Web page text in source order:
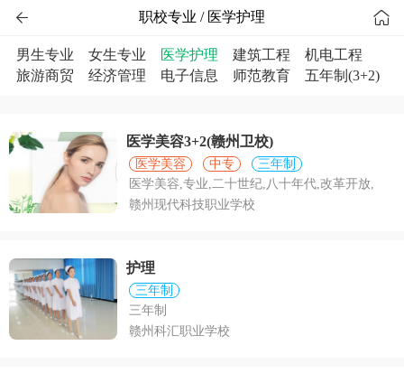
 职校专业 / 医学护理 
男生专业 女生专业 医学护理 建筑工程
机电工程
旅游商贸
经济管理 电子信息 师范教育 五年制(3+2)
医学美容3+2(赣州卫校)
医学美容 中专
三年制
医学美容,专业,二十世纪,八十年代,改革开放,
赣州现代科技职业学校
护理
三年制
三年制
赣州科汇职业学校